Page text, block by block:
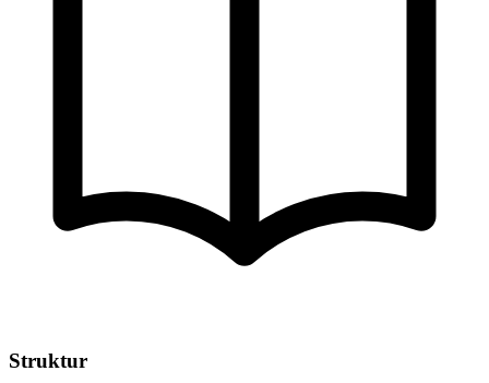
Struktur